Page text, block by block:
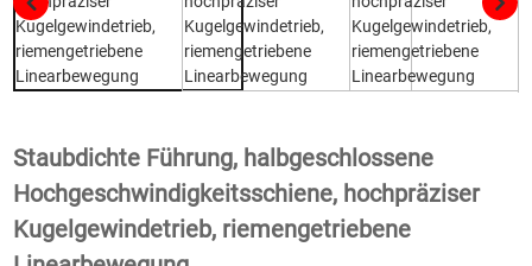
Staubdichte Führung, halbgeschlossene
Hochgeschwindigkeitsschiene, hochpräziser
Kugelgewindetrieb, riemengetriebene